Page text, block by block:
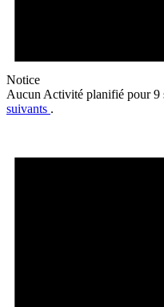
Notice
Aucun Activité planifié pour 9
suivants .